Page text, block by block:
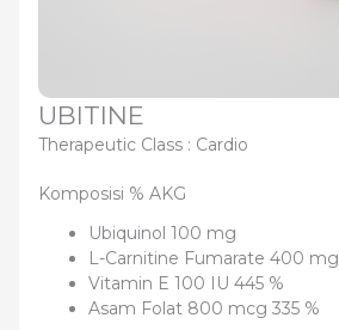
UBITINE
Therapeutic Class : Cardio
Komposisi % AKG
Ubiquinol 100 mg
L-Carnitine Fumarate 400 mg
Vitamin E 100 IU 445 %
Asam Folat 800 mcg 335 %